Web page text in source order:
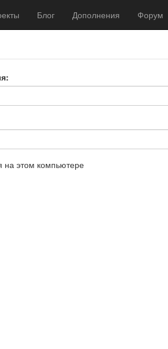
Блог Дополнения Форум
на этом компьютере